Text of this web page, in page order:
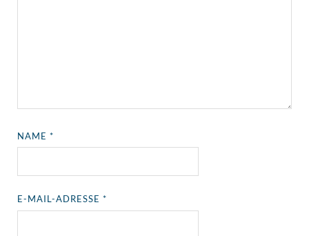
NAME*
E-MAIL-ADRESSE*